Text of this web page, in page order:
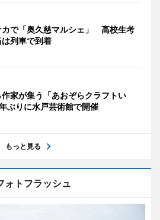
カで「奥久慈マルシェ」 高校生考
列車で到着
家が集う「あおぞらクラフトい
ぶりに水戸芸術館で開催
もっと見る
ォトフラッシュ